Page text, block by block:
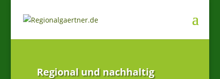
Regional und nachhaltig